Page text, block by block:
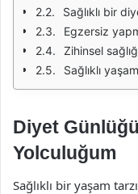
Sağlıklı bir
Egzersiz
Zihinsel
Sağlıklı
Diyet
Yolculuğum
Sağlıklı bir yaşam